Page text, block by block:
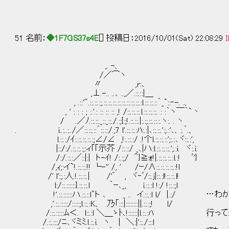
51 名前： ◆1F7GS37s4E [] 投稿日：2016/10/01(Sat) 22:08:29
,. -、
/／⌒ヽ
〃 ,r:､
,⊥.-.. ..､ ..,／.::.::|＿
, .::'".::.::.:;.::.::.::.::.::.::.::.::.:l.::.::.::｀_`::‐-. .、
, ' : : : ; :.'.: :: :: :: ,! /::.::.::.l.::.::.::. : :｀ヽ￣｀`丶
/ .／ﾉ.::.::._::_::./.:;{:;!.::.::.|:.:;.::.::.:.ヽ:. . ヽ
. i..:..:../／::.::.::´::.::/.;7 l'.::.::.:ﾊ:.:|､::.::.':;.:'､、:.｀.、
l.::.:/ｲ:.::.::.::.:;∠/∠ ,!:.::.:/ .!个l.::.::.::';:.:､ヾ::.:',
|::/:/.::.::.:;:ィ｢｢示芥 /::.::/ _､|ハ:l.::.::.::.';.:i. ヾ:.i.
/:/.::.:／::|:| ト-ｲ! /:.:;/ ＾}≧ｫ!|.::.::.::.:l.:! ﾞ'}
/,ｨ;:イ`!.::.::.!! └-'' /, ' /ｰ/∧::.::.::.::.:!l
/' l':;.:人.!.::.::.| /'゛ , ヾ‐ﾞ/::.j|::.:l!::.::.l!
l:/::.::::::}.::.::.l ｀ｰ､_, i.::.:l !:/ !::.:;l
!'.::.::::::ハ.::.::l`ト ､ _ .. イ.::.:l l/ |.:/ …わかっ
,'.::.:::::/:::::;l.::.:K、 乃「:::|::::::::||.::.:;! l/
/.::.:::::ﾑ＜. l::.:l ＼＿ゝﾄ､!::::::|l.::.:ﾊ 行って
/.::.:::/ﾆ､ヾミﾐ.l.::.i. ヽ ｜ ＼:|'::./:::l